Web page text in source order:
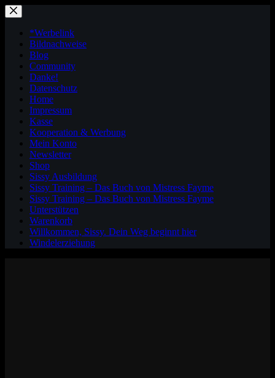
Zum
Inhalt
springen*Werbelink
Bildnachweise
Blog
Community
Danke!
Datenschutz
Home
Impressum
Kasse
Kooperation & Werbung
Mein Konto
Newsletter
Shop
Sissy Ausbildung
Sissy Training – Das Buch von Mistress Fayme
Sissy Training – Das Buch von Mistress Fayme
Unterstützen
Warenkorb
Willkommen, Sissy. Dein Weg beginnt hier
Windelerziehung